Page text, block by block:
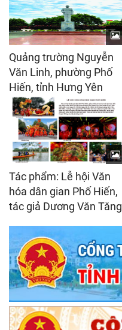
Quảng trường Nguyễn
Văn Linh, phường Phố
Hiến, tỉnh Hưng Yên
Tác phẩm: Lễ hội Văn
hóa dân gian Phố Hiến,
tác giả Dương Văn Tăng